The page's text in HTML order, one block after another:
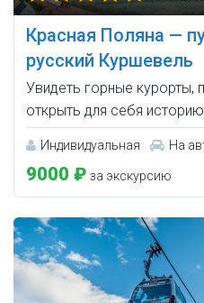
Красная Поляна —
русский Куршевель
Увидеть горные курорты,
открыть для себя
Индивидуальная На
9000 ₽ за экскурсию